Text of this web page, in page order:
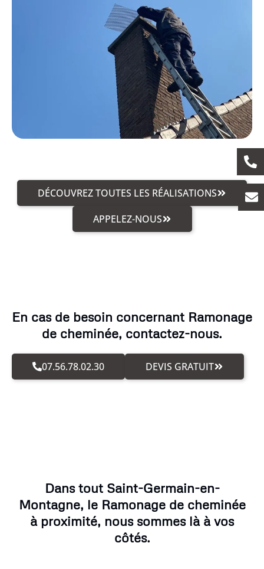
DÉCOUVREZ TOUTES LES RÉALISATIONS
APPELEZ-NOUS
En cas de besoin concernant Ramonage
de cheminée, contactez-nous.
07.56.78.02.30 DEVIS GRATUIT
Dans tout Saint-Germain-en-
Montagne, le Ramonage de cheminée
à proximité, nous sommes là à vos
côtés.